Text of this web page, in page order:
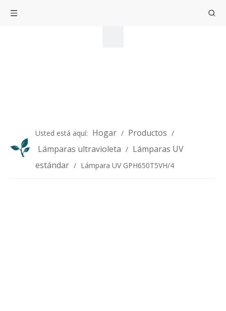
Usted está aquí: Hogar / Productos /
Lámparas ultravioleta / Lámparas UV
estándar / Lámpara UV GPH650T5VH/4